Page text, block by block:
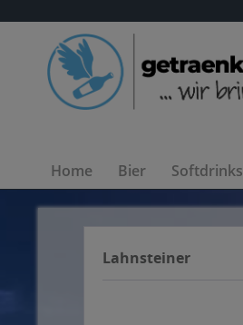
Home Bier Softdrinks
Lahnsteiner